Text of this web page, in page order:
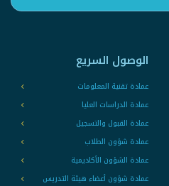
الوصول السريع
عمادة تقنية المعلومات
عمادة الدراسات العليا
عمادة القبول والتسجيل
عمادة شؤون الطلاب
عمادة الشؤون الأكاديمية
عمادة شؤون أعضاء هيئة التدريس